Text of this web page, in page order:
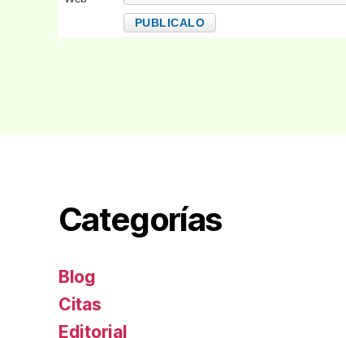
Categorías
Blog
Citas
Editorial